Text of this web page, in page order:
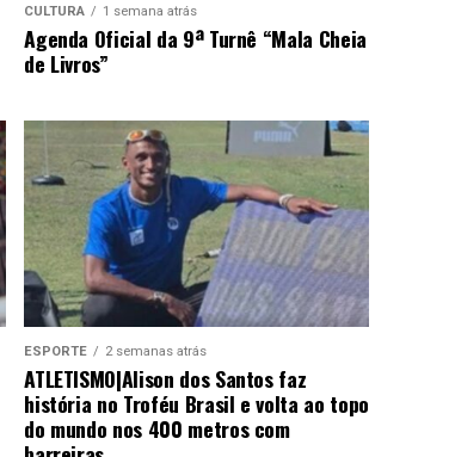
CULTURA 1 semana atrás
Agenda Oficial da 9ª Turnê “Mala Cheia
de Livros”
ESPORTE 2 semanas atrás
ATLETISMO|Alison dos Santos faz
história no Troféu Brasil e volta ao topo
do mundo nos 400 metros com